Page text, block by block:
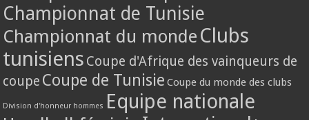
Championnat de Tunisie
Championnat du monde Clubs
tunisiens Coupe d'Afrique des vainqueurs de
coupe Coupe de Tunisie Coupe du monde des clubs
Division d'honneur hommes Equipe nationale